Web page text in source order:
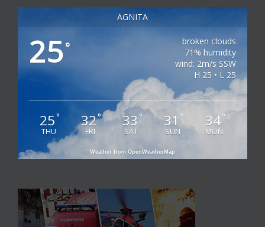
AGNITA
25°
broken clouds
71% humidity
wind: 2m/s SSW
H 25 • L 25
25°
THU
32°
FRI
33°
SAT
31 °
SUN
34°
MON
Weather from OpenWeatherMap